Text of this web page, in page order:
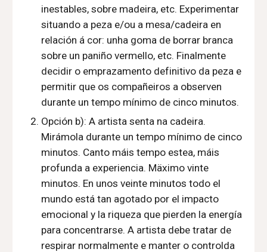
inestables, sobre madeira, etc. Experimentar
situando a peza e/ou a mesa/cadeira en
relación á cor: unha goma de borrar branca
sobre un paniño vermello, etc. Finalmente
decidir o emprazamento definitivo da peza e
permitir que os compañeiros a observen
durante un tempo mínimo de cinco minutos.
Opción b):A artista senta na cadeira.
Mirámola durante un tempo mínimo de cinco
minutos. Canto máis tempo estea, máis
profunda a experiencia. Mäximo vinte
minutos. En unos veinte minutos todo el
mundo está tan agotado por el impacto
emocional y la riqueza que pierden la energía
para concentrarse. A artista debe tratar de
respirar normalmente e manter o controlda